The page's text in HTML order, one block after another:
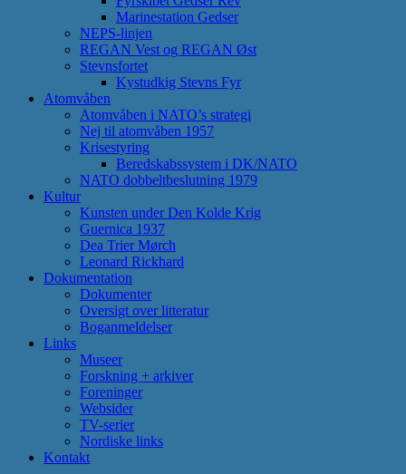
Marinestation Gedser
NEPS-linjen
REGAN Vest og REGAN Øst
Stevnsfortet
Kystudkig Stevns Fyr
Atomvåben
Atomvåben i NATO’s strategi
Nej til atomvåben 1957
Krisestyring
Beredskabssystem i DK/NATO
NATO dobbeltbeslutning 1979
Kultur
Kunsten under Den Kolde Krig
Guernica 1937
Dea Trier Mørch
Leonard Rickhard
Dokumentation
Dokumenter
Oversigt over litteratur
Boganmeldelser
Links
Museer
Forskning + arkiver
Foreninger
Websider
TV-serier
Nordiske links
Kontakt